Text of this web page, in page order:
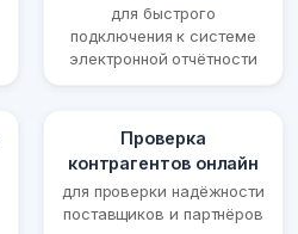
для быстрого
подключения к системе
электронной отчётности
Проверка
контрагентов онлайн
для проверки надёжности
поставщиков и партнёров